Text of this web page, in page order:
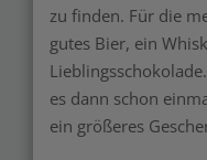
zu finden. Für die
gutes Bier, ein
es dann schon
ein größeres